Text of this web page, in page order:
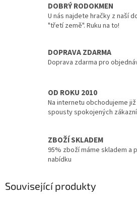
DOBRÝ RODOKMEN
U nás najdete hračky z naší
"třetí země". Ruku na to!
DOPRAVA ZDARMA
Doprava zdarma pro
OD ROKU 2010
Na internetu obchodujeme
spousty spokojených
ZBOŽÍ SKLADEM
95% zboží máme skladem a
nabídku
Související produkty